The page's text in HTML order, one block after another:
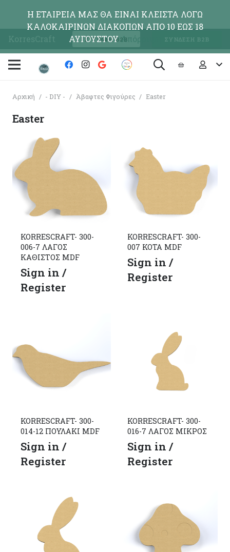
KorresCraft ΕΓΓΡΑΦΗ Β2Β ΣΥΝΔΕΣΗ Β2Β
Αρχική / - DIY - / Άβαφτες Φιγούρες / Easter
Easter
KORRESCRAFT- 300-
006-7 ΛΑΓΟΣ
ΚΑΘΙΣΤΟΣ MDF
Sign in /
Register
KORRESCRAFT- 300-
007 ΚΟΤΑ MDF
Sign in /
Register
KORRESCRAFT- 300-
014-12 ΠΟΥΛΑΚΙ MDF
Sign in /
Register
KORRESCRAFT- 300-
016-7 ΛΑΓΟΣ ΜΙΚΡΟΣ
Sign in /
Register
Η ΕΤΑΙΡΕΙΑ ΜΑΣ ΘΑ ΕΙΝΑΙ ΚΛΕΙΣΤΑ ΛΟΓΩ
ΚΑΛΟΚΑΙΡΙΝΩΝ ΔΙΑΚΟΠΩΝ ΑΠΟ 10 ΕΩΣ 18
ΑΥΓΟΥΣΤΟΥΑπόρριψη